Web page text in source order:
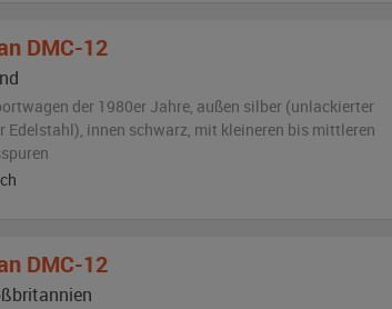
DMC-12
der 1980er Jahre, außen silber (unlackierter
Edelstahl), innen schwarz, mit kleineren bis mittleren
DMC-12